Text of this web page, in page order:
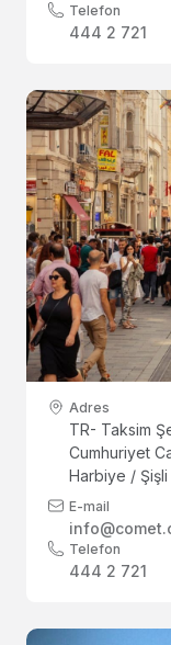
Telefon
444 2 721
Adres
TR- Taksim
Cumhuriyet
Harbiye /
E-mail
Telefon
444 2 721